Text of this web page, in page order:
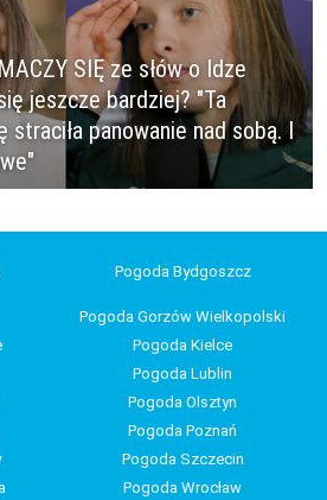
SIĘ ze słów o Idze
jeszcze bardziej? "Ta
straciła panowanie nad sobą. I
Pogoda Bydgoszcz
Pogoda Gorzów Wielkopolski
Pogoda Kielce
Pogoda Lublin
Pogoda Olsztyn
Pogoda Poznań
Pogoda Szczecin
Pogoda Wrocław